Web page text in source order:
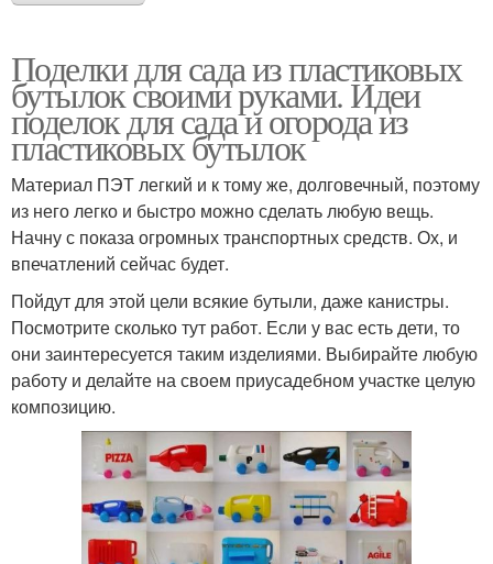
Поделки для сада из пластиковых
бутылок своими руками. Идеи
поделок для сада и огорода из
пластиковых бутылок
Материал ПЭТ легкий и к тому же, долговечный, поэтому
из него легко и быстро можно сделать любую вещь.
Начну с показа огромных транспортных средств. Ох, и
впечатлений сейчас будет.
Пойдут для этой цели всякие бутыли, даже канистры.
Посмотрите сколько тут работ. Если у вас есть дети, то
они заинтересуется таким изделиями. Выбирайте любую
работу и делайте на своем приусадебном участке целую
композицию.